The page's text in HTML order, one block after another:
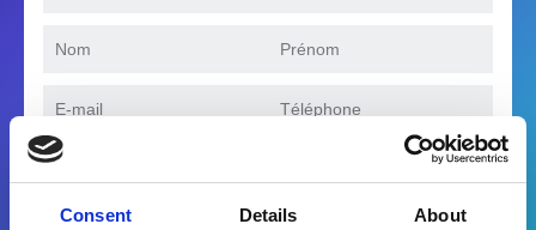
Consent Details About
Par quelle(s) solution(s) êtes-vous intéressé(e)